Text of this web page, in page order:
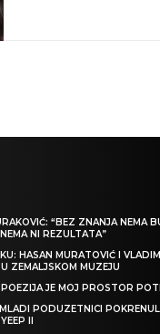
“BEZ ZNANJA NEMA
NI REZULTATA”
HASAN MURATOVIĆ I
ZEMALJSKOM MUZEJU
JE MOJ PROSTOR
PODUZETNICI
II